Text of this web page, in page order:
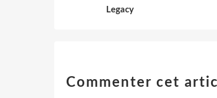
Legacy
Commenter cet